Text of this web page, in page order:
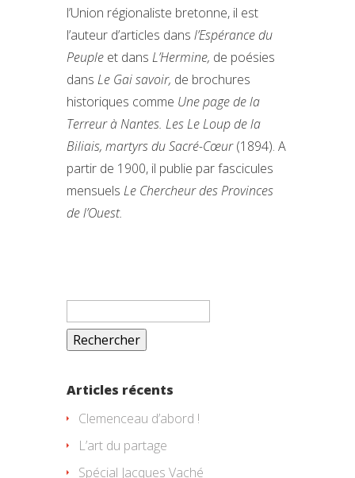
l’Union régionaliste bretonne, il est
l’auteur d’articles dans l’Espérance du
Peuple et dans L’Hermine, de poésies
dans Le Gai savoir, de brochures
historiques comme Une page de la
Terreur à Nantes. Les Le Loup de la
Biliais, martyrs du Sacré-Cœur(1894). A
partir de 1900, il publie par fascicules
mensuels Le Chercheur des Provinces
de l’Ouest.
Rechercher :
Articles récents
Clemenceau d’abord !
L’art du partage
Spécial Jacques Vaché